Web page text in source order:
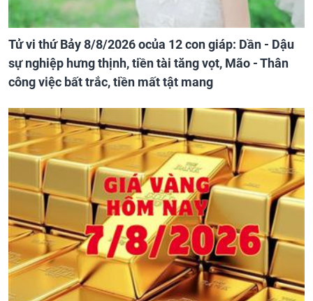
Tử vi thứ Bảy 8/8/2026 ocủa 12 con giáp: Dần - Dậu
sự nghiệp hưng thịnh, tiền tài tăng vọt, Mão - Thân
công việc bất trắc, tiền mất tật mang